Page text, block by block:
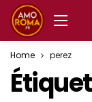
Home perez